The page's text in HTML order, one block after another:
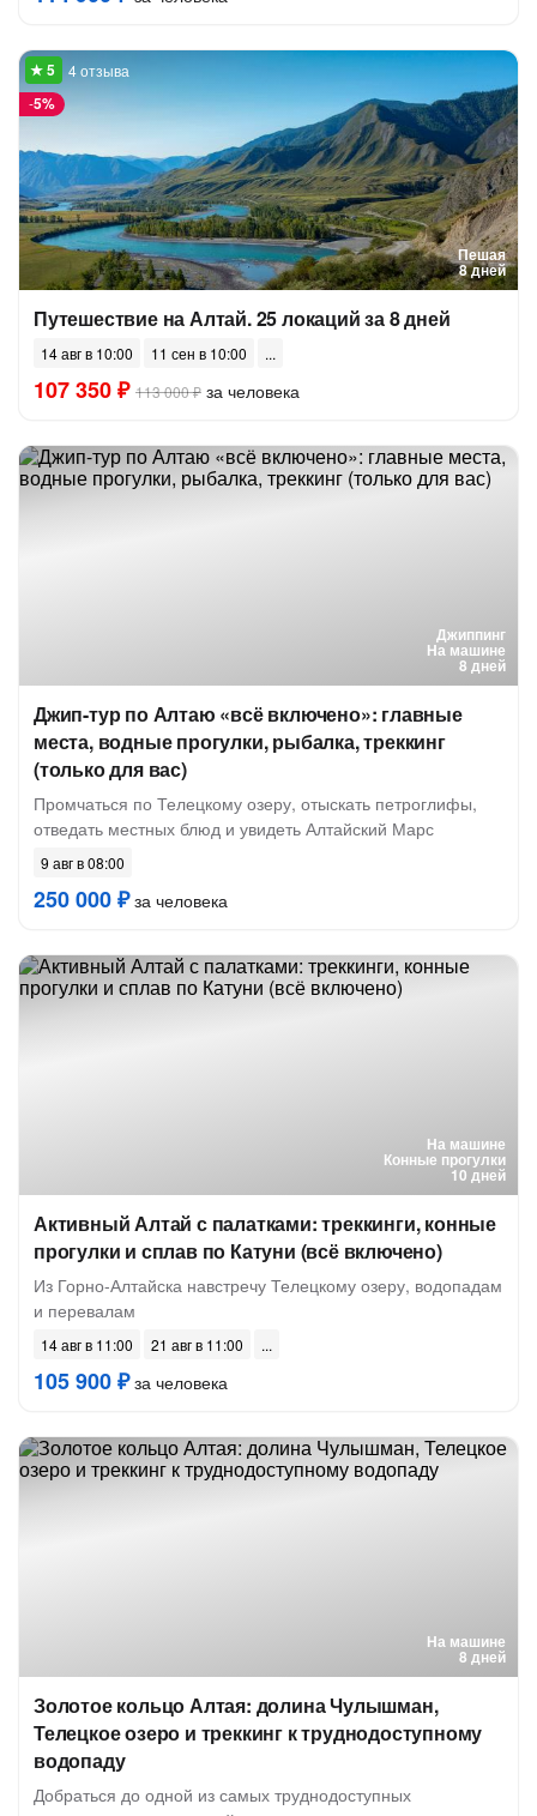
Пешая
8 дней
-5%
4 отзыва
Путешествие на Алтай. 25 локаций за 8 дней
14 авг в 10:00 11 сен в 10:00
107 350 ₽ 113 000 ₽ за человека
Джиппинг
На машине
8 дней
Джип-тур по Алтаю «всё включено»: главные
места, водные прогулки, рыбалка, треккинг
(только для вас)
Промчаться по Телецкому озеру, отыскать петроглифы,
отведать местных блюд и увидеть Алтайский Марс
9 авг в 08:00
250 000 ₽за человека
На машине
Конные прогулки
10 дней
Активный Алтай с палатками: треккинги, конные
прогулки и сплав по Катуни (всё включено)
Из Горно-Алтайска навстречу Телецкому озеру, водопадам
и перевалам
14 авг в 11:00 21 авг в 11:00
105 900 ₽за человека
На машине
8 дней
Золотое кольцо Алтая: долина Чулышман,
Телецкое озеро и треккинг к труднодоступному
водопаду
Добраться до одной из самых труднодоступных